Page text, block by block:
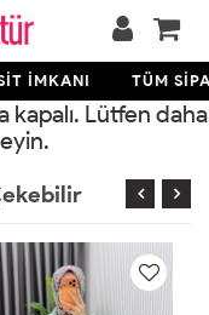
İMKANI TÜM
kapalı. Lütfen daha